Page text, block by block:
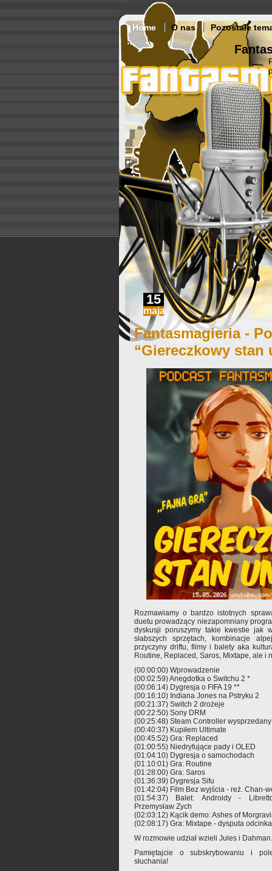
Home O nas Pozostałe
15
maja
Fantasmagieria -
“Giereczkowy stan
Rozmawiamy o bardzo istotnych
duetu prowadzący niezapomniany
dyskusji poruszymy takie kwestie jak
słabszych sprzętach, kombinacje
przyczyny driftu, filmy i balety aka
Routine, Replaced, Saros, Mixtape, ale i
(00:00:00) Wprowadzenie
(00:02:59) Anegdotka o Switchu 2 *
(00:06:14) Dygresja o FIFA 19 **
(00:16:10) Indiana Jones na Pstryku 2
(00:21:37) Switch 2 drożeje
(00:22:50) Sony DRM
(00:25:48) Steam Controller wysprzedany
(00:40:37) Kupiłem Ultimate
(00:45:52) Gra: Replaced
(01:00:55) Niedryfujące pady i OLED
(01:04:10) Dygresja o samochodach
(01:10:01) Gra: Routine
(01:28:00) Gra: Saros
(01:36:39) Dygresja Sifu
(01:42:04) Film Bez wyjścia - reż. Chan-
(01:54:37) Balet: Androidy -
Przemysław Zych
(02:03:12) Kącik demo: Ashes of
(02:08:17) Gra: Mixtape - dysputa odcinka
W rozmowie udział wzieli Jules i Dahman.
Pamiętajcie o subskrybowaniu i
słuchania!